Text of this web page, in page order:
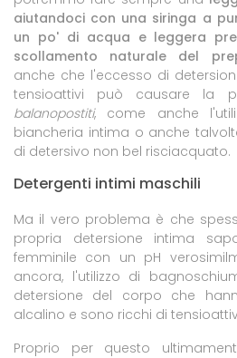
aiutandoci con una siringa a
un po' di acqua e leggera
scollamento naturale del
anche che l'eccesso di
tensioattivi può causare la
balanopostiti, come anche
biancheria intima o anche
di detersivo non bel risciacquato.
Detergenti intimi maschili
Ma il vero problema è che
propria detersione intima
femminile con un pH
ancora, l'utilizzo di
detersione del corpo che
alcalino e sono ricchi di
Proprio per questo